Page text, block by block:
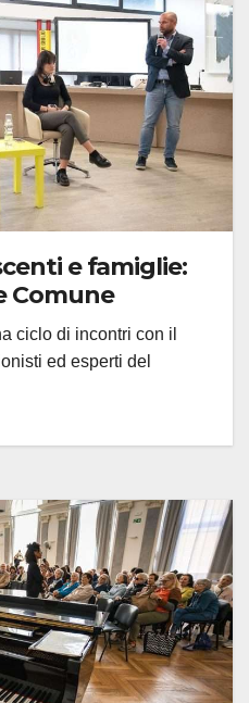
e famiglie:
Comune
ciclo di incontri con il
ed esperti del